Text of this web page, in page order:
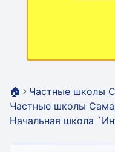
🏠
Частные школы
Частные школы
Начальная школа